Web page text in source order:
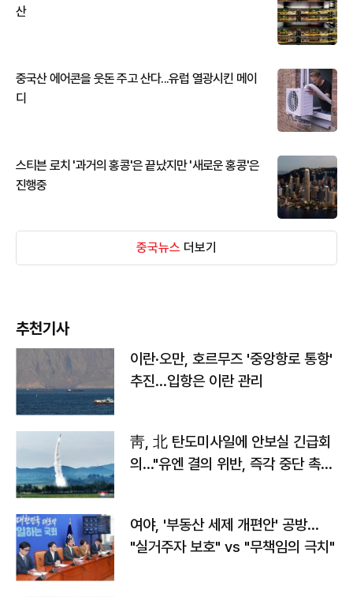
산
중국산 에어콘을 웃돈 주고 산다...유럽 열광시킨 메이
디
스티븐 로치 '과거의 홍콩'은 끝났지만 '새로운 홍콩'은
진행중
중국뉴스 더보기
추천기사
이란·오만, 호르무즈 '중앙항로 통항'
추진…입항은 이란 관리
靑, 北 탄도미사일에 안보실 긴급회
의…"유엔 결의 위반, 즉각 중단 촉
여야, '부동산 세제 개편안' 공방…
"실거주자 보호" vs "무책임의 극치"